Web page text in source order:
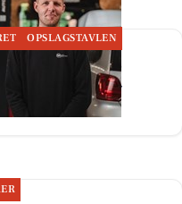
OPSLAGSTAVLEN
Kim Skytthe
manden bag